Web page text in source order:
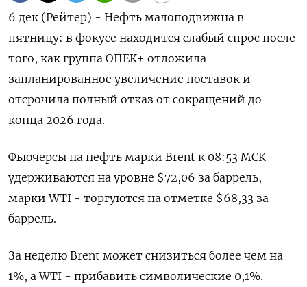
6 дек (Рейтер) - Нефть малоподвижна в
пятницу: в фокусе находится слабый спрос после
того, как группа ОПЕК+ отложила
запланированное увеличение поставок и
отсрочила полный отказ от сокращений до
конца 2026 года.
Фьючерсы на нефть марки Brent к 08:53 МСК
удерживаются на уровне $72,06 за баррель,
марки WTI - торгуются на отметке $68,33 за
баррель.
За неделю Brent может снизиться более чем на
1%, а WTI - прибавить символические 0,1%.